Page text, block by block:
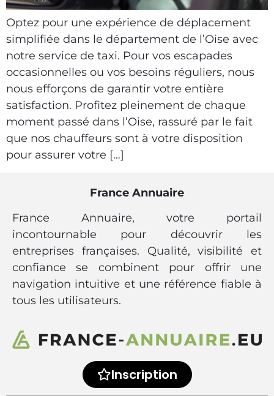
Optez pour une expérience de déplacement
simplifiée dans le département de l’Oise avec
notre service de taxi. Pour vos escapades
occasionnelles ou vos besoins réguliers, nous
nous efforçons de garantir votre entière
satisfaction. Profitez pleinement de chaque
moment passé dans l’Oise, rassuré par le fait
que nos chauffeurs sont à votre disposition
pour assurer votre […]
France Annuaire
France Annuaire, votre portail
incontournable pour découvrir les
entreprises françaises. Qualité, visibilité et
confiance se combinent pour offrir une
navigation intuitive et une référence fiable à
tous les utilisateurs.
Inscription